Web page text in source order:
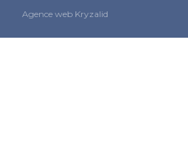
Agence web Kryzalid